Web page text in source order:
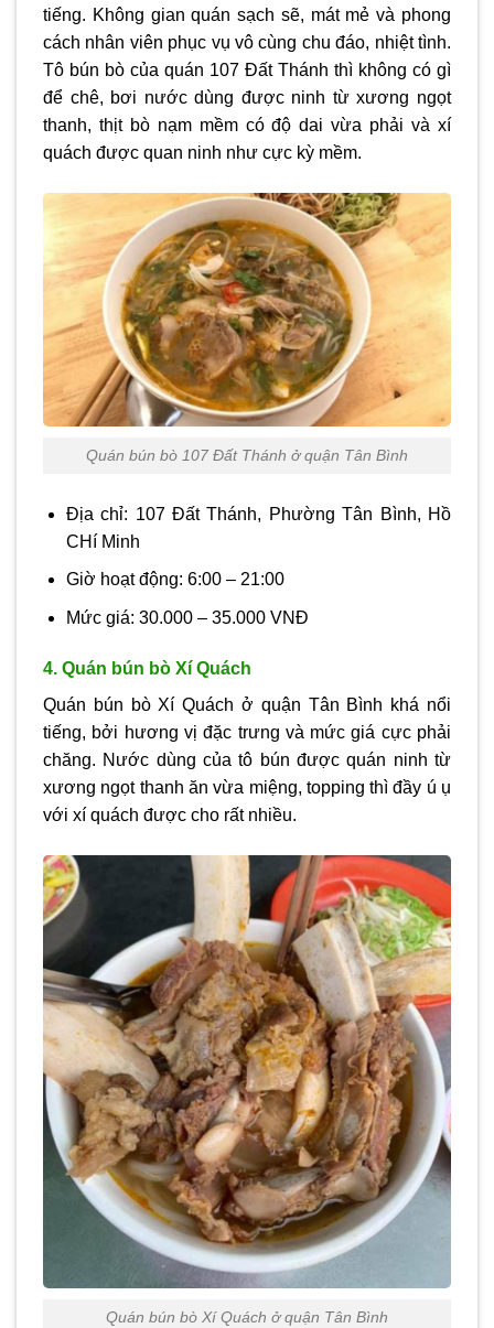
tiếng. Không gian quán sạch sẽ, mát mẻ và phong
cách nhân viên phục vụ vô cùng chu đáo, nhiệt tình.
Tô bún bò của quán 107 Đất Thánh thì không có gì
để chê, bơi nước dùng được ninh từ xương ngọt
thanh, thịt bò nạm mềm có độ dai vừa phải và xí
quách được quan ninh như cực kỳ mềm.
Quán bún bò 107 Đất Thánh ở quận Tân Bình
Địa chỉ: 107 Đất Thánh, Phường Tân Bình, Hồ
CHí Minh
Giờ hoạt động: 6:00 – 21:00
Mức giá: 30.000 – 35.000 VNĐ
4. Quán bún bò Xí Quách
Quán bún bò Xí Quách ở quận Tân Bình khá nổi
tiếng, bởi hương vị đặc trưng và mức giá cực phải
chăng. Nước dùng của tô bún được quán ninh từ
xương ngọt thanh ăn vừa miệng, topping thì đầy ú ụ
với xí quách được cho rất nhiều.
Quán bún bò Xí Quách ở quận Tân Bình